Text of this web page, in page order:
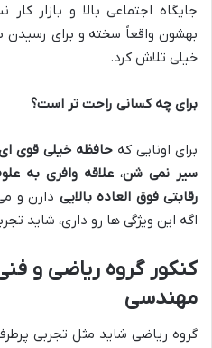
جایگاه اجتماعی بالا و بازار
بهشون واقعاً سخته و برای رسیدن
خیلی تلاش کرد.
برای چه کسانی راحت تر است؟
برای اونایی که حافظه خیلی قوی
سیر نمی شن، علاقه وافری به
رقابتی فوق العاده بالایی دارن و
اگه این ویژگی ها رو داری، شاید
کنکور گروه ریاضی و
مهندسی
گروه ریاضی شاید مثل تجربی